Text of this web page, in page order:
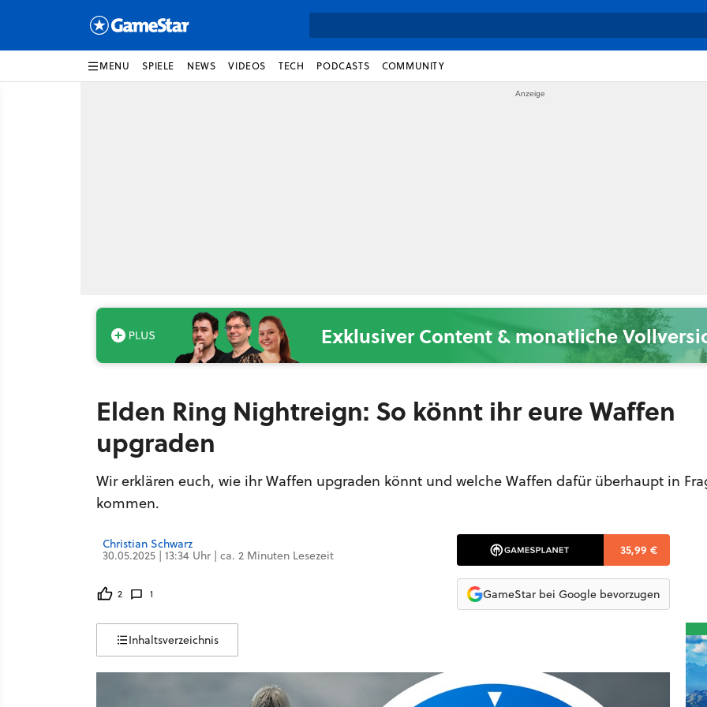
MENU SPIELE NEWS VIDEOS TECH PODCASTS COMMUNITY
Exklusiver Content & monatliche
Elden Ring Nightreign: So könnt ihr eure Waffen
upgraden
Wir erklären euch, wie ihr Waffen upgraden könnt und welche Waffen dafür überhaupt in
kommen.
Christian Schwarz
30.05.2025 | 13:34 Uhr | ca. 2 Minuten Lesezeit
2 1
35,99 €
GameStar bei Google bevorzugen
Inhaltsverzeichnis